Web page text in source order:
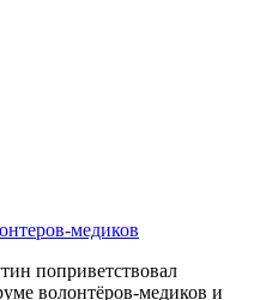
медиков
поприветствовал
волонтёров-медиков и